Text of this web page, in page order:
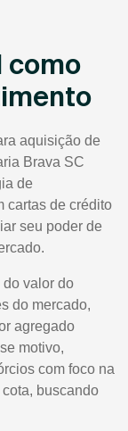
como
aquisição de
Brava SC
de
cartas de crédito
seu poder de
do valor do
do mercado,
agregado
motivo,
com foco na
buscando